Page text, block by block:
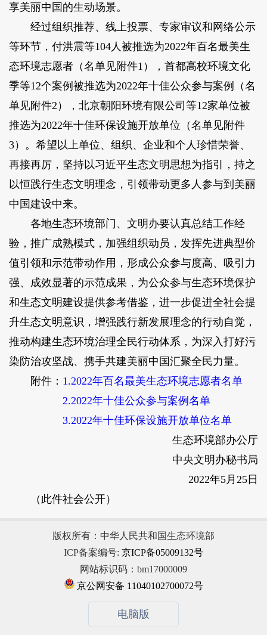
享美丽中国的生动场景。
经过组织推荐、线上投票、专家审议和网络公示
等环节，付洪震等104人被推选为2022年百名最美生
态环境志愿者（名单见附件1），首都高校环境文化
季等12个案例被推选为2022年十佳公众参与案例（名
单见附件2），北京朝阳环境有限公司等12家单位被
推选为2022年十佳环保设施开放单位（名单见附件
3）。希望以上单位、组织、企业和个人珍惜荣誉、
再接再厉，坚持以习近平生态文明思想为指引，持之
以恒践行生态文明理念，引领带动更多人参与到美丽
中国建设中来。
各地生态环境部门、文明办要认真总结工作经
验，推广成熟模式，加强组织动员，发挥先进典型价
值引领和示范带动作用，形成公众参与度高、吸引力
强、成效显著的示范成果，为公众参与生态环境保护
和生态文明建设提供参考借鉴，进一步促进全社会提
升生态文明意识，增强践行新发展理念的行动自觉，
推动构建生态环境治理全民行动体系，为深入打好污
染防治攻坚战、携手共建美丽中国汇聚全民力量。
附件： 1.2022年百名最美生态环境志愿者名单
2.2022年十佳公众参与案例名单
3.2022年十佳环保设施开放单位名单
生态环境部办公厅
中央文明办秘书局
2022年5月25日
（此件社会公开）
版权所有：中华人民共和国生态环境部
ICP备案编号: 京ICP备05009132号
网站标识码：bm17000009
京公网安备 11040102700072号
电脑版